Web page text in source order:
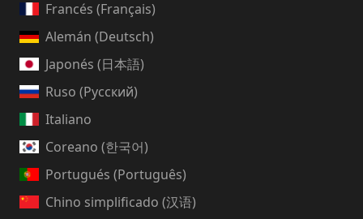
Francés (Français)
Alemán (Deutsch)
Japonés (日本語)
Ruso (Русский)
Italiano
Coreano (한국어)
Portugués (Português)
Chino simplificado (汉语)